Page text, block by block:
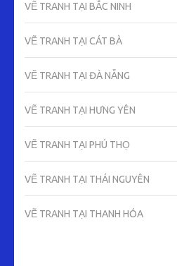
VẼ TRANH TẠI BẮC NINH
VẼ TRANH TẠI CÁT BÀ
VẼ TRANH TẠI ĐÀ NẴNG
VẼ TRANH TẠI HƯNG YÊN
VẼ TRANH TẠI PHÚ THỌ
VẼ TRANH TẠI THÁI NGUYÊN
VẼ TRANH TẠI THANH HÓA